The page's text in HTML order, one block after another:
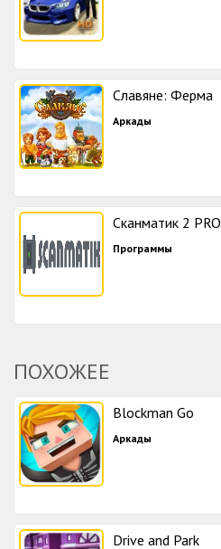
Славяне: Ферма
Аркады
Сканматик 2 PRO
Программы
ПОХОЖЕЕ
Blockman Go
Аркады
Drive and Park